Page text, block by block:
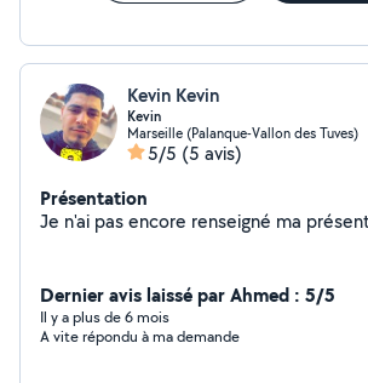
Kevin Kevin
Kevin
Marseille (Palanque-Vallon des Tuves)
5/5 (5 avis)
Présentation
Je n'ai pas encore
Dernier avis laissé par Ahmed : 5/5
Il y a plus de 6 mois
A vite répondu à ma demande